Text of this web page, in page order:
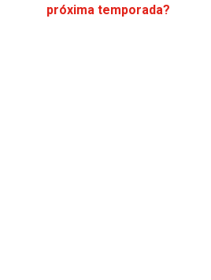
COMMANDERS
KINGS
próxima temporada?